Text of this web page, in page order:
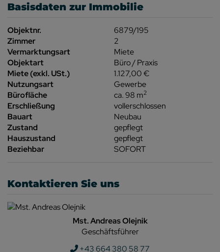
Basisdaten zur Immobilie
Objektnr.
6879/195
Zimmer
2
Vermarktungsart
Miete
Objektart
Büro / Praxis
Miete (exkl. USt.)
1.127,00 €
Nutzungsart
Gewerbe
Bürofläche
ca. 98 m2
Erschließung
vollerschlossen
Bauart
Neubau
Zustand
gepflegt
Hauszustand
gepflegt
Beziehbar
SOFORT
Kontaktieren Sie uns
Mst. Andreas Olejnik
Geschäftsführer
+43 664 380 58 77